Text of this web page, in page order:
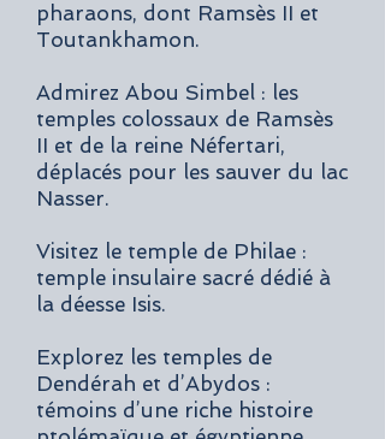
pharaons, dont Ramsès II et
Toutankhamon.
Admirez Abou Simbel : les
temples colossaux de Ramsès
II et de la reine Néfertari,
déplacés pour les sauver du lac
Nasser.
Visitez le temple de Philae :
temple insulaire sacré dédié à
la déesse Isis.
Explorez les temples de
Dendérah et d’Abydos :
témoins d’une riche histoire